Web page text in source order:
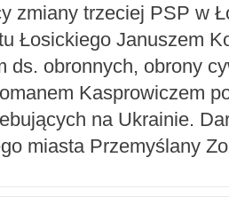
zmiany trzeciej PSP w
Łosickiego Januszem
ds. obronnych, obrony
Kasprowiczem
na Ukrainie.
miasta Przemyślany